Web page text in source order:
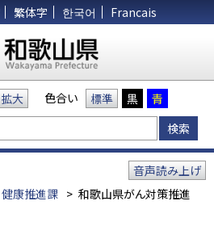
繁体字 한국어 Francais
拡大 色合い 標準 黒 青
健康推進課 > 和歌山県がん対策推進
音声読み上げ